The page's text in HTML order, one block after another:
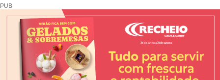
PUB